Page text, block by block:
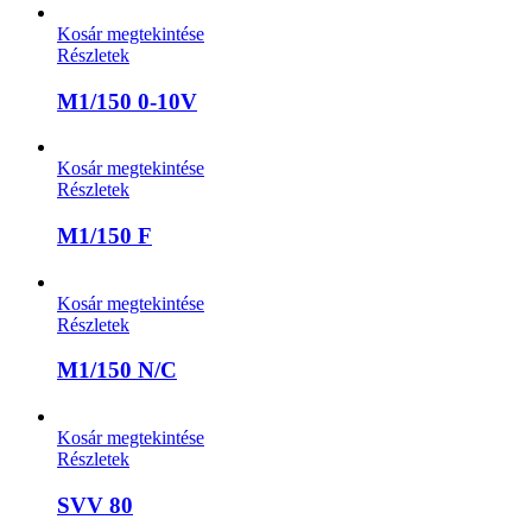
Kosár megtekintése
Részletek
M1/150 0-10V
Kosár megtekintése
Részletek
M1/150 F
Kosár megtekintése
Részletek
M1/150 N/C
Kosár megtekintése
Részletek
SVV 80